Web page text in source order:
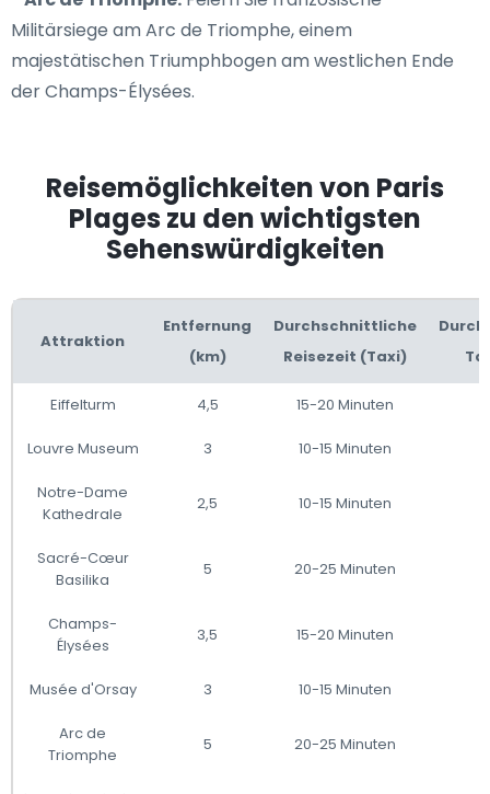
Militärsiege am Arc de Triomphe, einem
majestätischen Triumphbogen am westlichen Ende
der Champs-Élysées.
Reisemöglichkeiten von Paris
Plages zu den wichtigsten
Sehenswürdigkeiten
Attraktion
Entfernung
(km)
Durchschnittliche
Reisezeit (Taxi)
Eiffelturm 4,5 15-20 Minuten
Louvre Museum 3 10-15 Minuten
Notre-Dame
Kathedrale
2,5 10-15 Minuten
Sacré-Cœur
Basilika
5 20-25 Minuten
Champs-
Élysées
3,5 15-20 Minuten
Musée d'Orsay 3 10-15 Minuten
Arc de
Triomphe
5 20-25 Minuten